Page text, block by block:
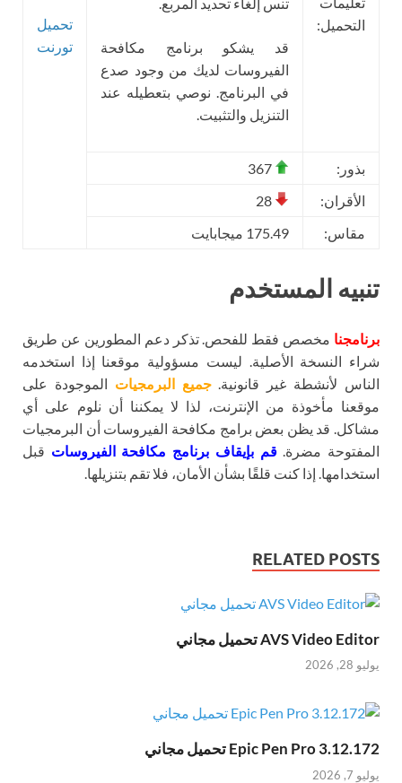
تحميل
تورنت
التحميل:
قد يشكو برنامج مكافحة
الفيروسات لديك من وجود صدع
في البرنامج. نوصي بتعطيله عند
التنزيل والتثبيت.
بذور:
الأقران:
مقاس:
175.49 ميجابايت
تنبيه المستخدم
برنامجنا مخصص فقط للفحص. تذكر دعم المطورين عن طريق
شراء النسخة الأصلية. ليست مسؤولية موقعنا إذا استخدمه
الناس لأنشطة غير قانونية.جميع البرمجيات الموجودة على
موقعنا مأخوذة من الإنترنت، لذا لا يمكننا أن نلوم على أي
مشاكل. قد يظن بعض برامج مكافحة الفيروسات أن البرمجيات
المفتوحة مضرة.قم بإيقاف برنامج مكافحة الفيروسات قبل
استخدامها. إذا كنت قلقًا بشأن الأمان، فلا تقم بتنزيلها.
RELATED POSTS
AVS Video Editor تحميل مجاني
يوليو 28, 2026
Epic Pen Pro 3.12.172 تحميل مجاني
يوليو 7, 2026